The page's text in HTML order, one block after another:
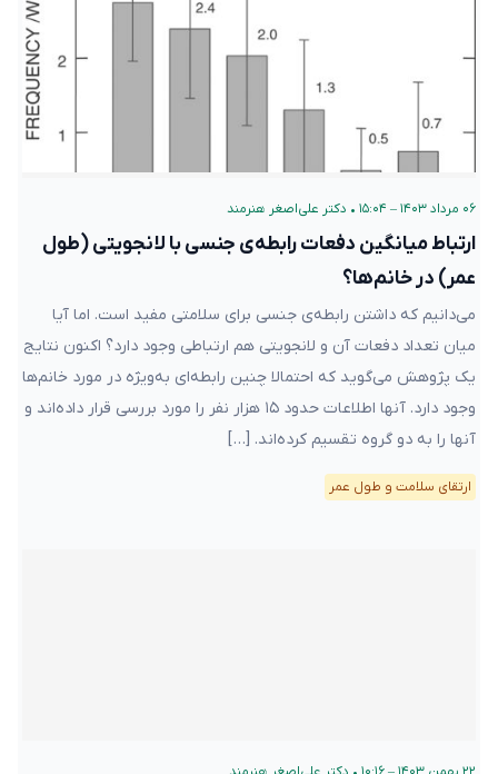
۰۶ مرداد ۱۴۰۳ – ۱۵:۰۴ • دکتر علی‌اصغر هنرمند
ارتباط میانگین دفعات رابطه‌ی جنسی با لانجویتی (طول
عمر) در خانم‌ها؟
می‌دانیم که داشتن رابطه‌ی جنسی برای سلامتی مفید است. اما آیا
میان تعداد دفعات آن و لانجویتی هم ارتباطی وجود دارد؟ اکنون نتایج
یک پژوهش می‌گوید که احتمالا چنین رابطه‌ای به‌ویژه در مورد خانم‌ها
وجود دارد. آنها اطلاعات حدود ۱۵ هزار نفر را مورد بررسی قرار داده‌اند و
آنها را به دو گروه تقسیم کرده‌اند. […]
ارتقای سلامت و طول عمر